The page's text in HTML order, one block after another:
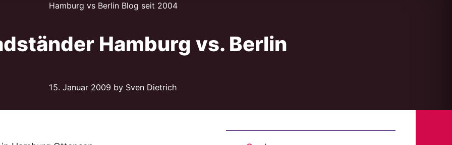
Hamburg vs Berlin Blog seit 2004
Hamburg vs. Berlin
15. Januar 2009 by Sven Dietrich